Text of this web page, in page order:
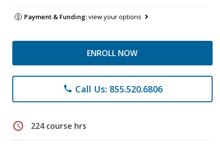
Payment & Funding:view your options
ENROLL NOW
phone Call Us: 855.520.6806
schedule 224 course hrs